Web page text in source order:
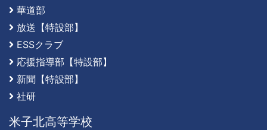
華道部
放送【特設部】
ESSクラブ
応援指導部【特設部】
新聞【特設部】
社研
米子北高等学校